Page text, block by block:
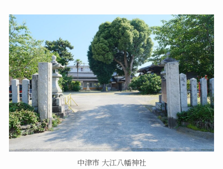
中津市 大江八幡神社